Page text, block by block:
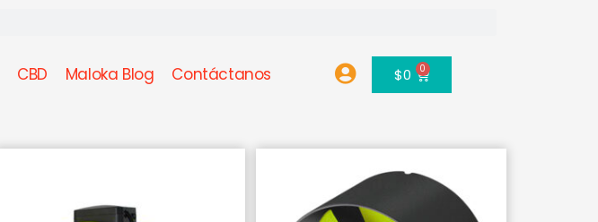
CBD Maloka Blog Contáctanos $0 0 Carrito